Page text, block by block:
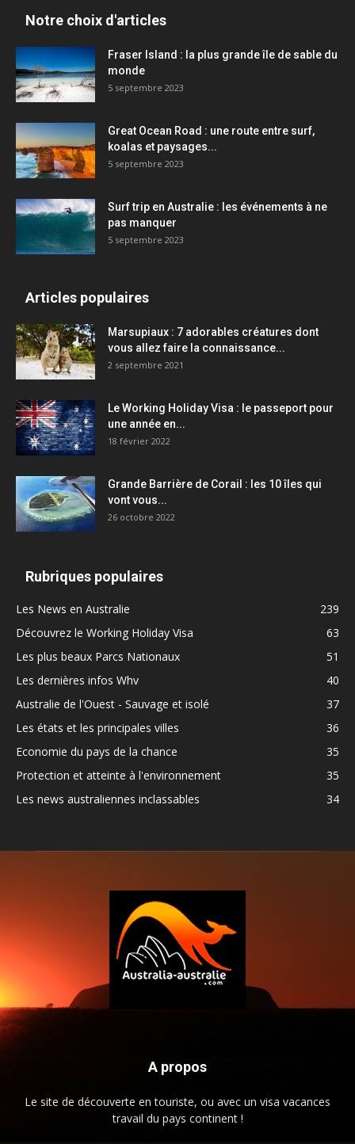
Notre choix d'articles
Fraser Island : la plus grande île de sable du
monde
5 septembre 2023
Great Ocean Road : une route entre surf,
koalas et paysages...
5 septembre 2023
Surf trip en Australie : les événements à ne
pas manquer
5 septembre 2023
Articles populaires
Marsupiaux : 7 adorables créatures dont
vous allez faire la connaissance...
2 septembre 2021
Le Working Holiday Visa : le passeport pour
une année en...
18 février 2022
Grande Barrière de Corail : les 10 îles qui
vont vous...
26 octobre 2022
Rubriques populaires
Les News en Australie
239
Découvrez le Working Holiday Visa
63
Les plus beaux Parcs Nationaux
51
Les dernières infos Whv
40
Australie de l'Ouest - Sauvage et isolé
37
Les états et les principales villes
36
Economie du pays de la chance
35
Protection et atteinte à l'environnement
35
Les news australiennes inclassables
34
A propos
Le site de découverte en touriste, ou avec un visa vacances
travail du pays continent !